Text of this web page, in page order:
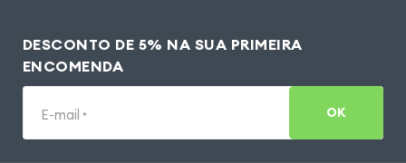
DESCONTO DE 5% NA SUA PRIMEIRA
ENCOMENDA
E-mail * OK